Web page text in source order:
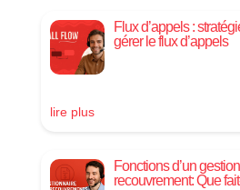
Flux d’appels :
gérer le flux d’appels
lire plus
Fonctions d’un
recouvrement: Que